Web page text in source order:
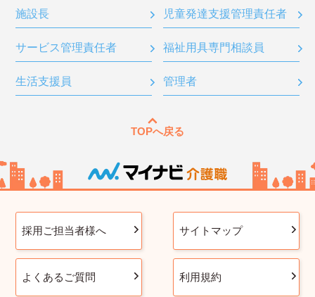
施設長 児童発達支援管理責任者
サービス管理責任者 福祉用具専門相談員
生活支援員 管理者
TOPへ戻る
採用ご担当者様へ サイトマップ
よくあるご質問 利用規約